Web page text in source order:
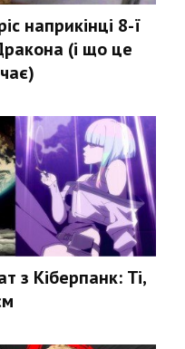
наприкінці 8-ї
(і що це
з Кіберпанк: Ті,